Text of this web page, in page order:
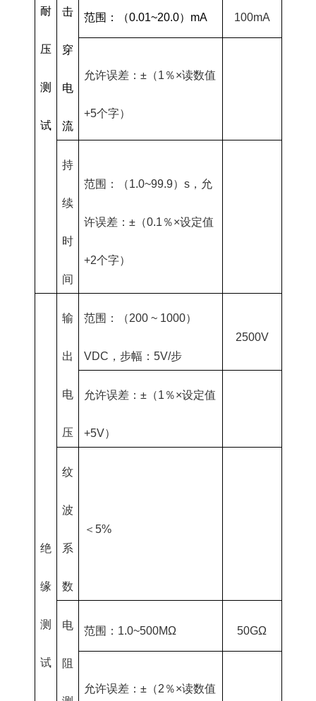
耐
压
测
试
击
穿
电
流
范围：（0.01~20.0）mA 100mA
允许误差：±（1％×读数值
+5个字）
持
续
时
间
范围：（1.0~99.9）s，允
许误差：±（0.1％×设定值
+2个字）
绝
缘
测
试
输
出
电
压
范围：（200 ~ 1000）
VDC，步幅：5V/步
2500V
允许误差：±（1％×设定值
+5V）
纹
波
系
数
＜5%
电
阻
范围：1.0~500MΩ 50GΩ
允许误差：±（2％×读数值